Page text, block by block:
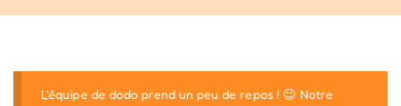
L'équipe de dodo prend un peu de repos ! 😉 Notre